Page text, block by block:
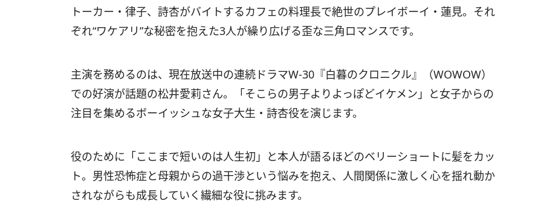
トーカー・律子、詩杏がバイトするカフェの料理長で絶世のプレイボーイ・蓮見。それ
ぞれ“ワケアリ”な秘密を抱えた3人が繰り広げる歪な三角ロマンスです。
主演を務めるのは、現在放送中の連続ドラマW-30『白暮のクロニクル』（WOWOW）
での好演が話題の松井愛莉さん。「そこらの男子よりよっぽどイケメン」と女子からの
注目を集めるボーイッシュな女子大生・詩杏役を演じます。
役のために「ここまで短いのは人生初」と本人が語るほどのベリーショートに髪をカッ
ト。男性恐怖症と母親からの過干渉という悩みを抱え、人間関係に激しく心を揺れ動か
されながらも成長していく繊細な役に挑みます。